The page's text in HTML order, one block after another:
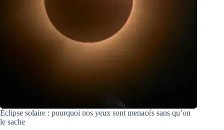
Éclipse solaire : pourquoi nos yeux sont menacés sans qu’on
le sache